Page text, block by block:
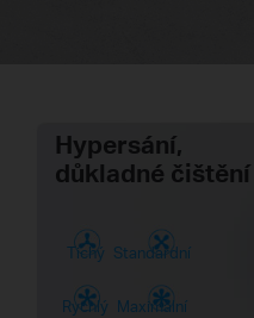
Hypersání,
důkladné čištění
Tichý Standardní
Rychlý Maximální